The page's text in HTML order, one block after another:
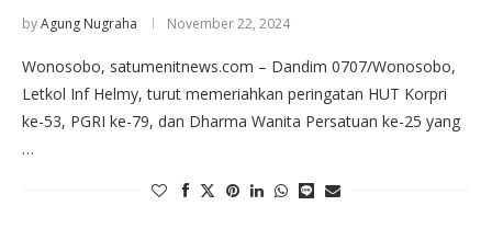
byAgung Nugraha November 22, 2024
Wonosobo, satumenitnews.com – Dandim 0707/Wonosobo,
Letkol Inf Helmy, turut memeriahkan peringatan HUT Korpri
ke-53, PGRI ke-79, dan Dharma Wanita Persatuan ke-25 yang
…